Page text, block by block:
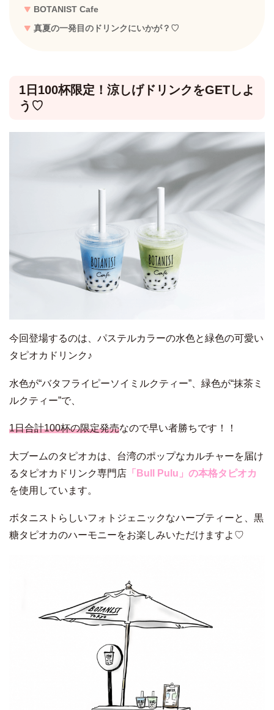
BOTANIST Cafe
真夏の一発目のドリンクにいかが？♡
1日100杯限定！涼しげドリンクをGETしよ
う♡
今回登場するのは、パステルカラーの水色と緑色の可愛い
タピオカドリンク♪
水色が“バタフライピーソイミルクティー”、緑色が“抹茶ミ
ルクティー”で、
1日合計100杯の限定発売なので早い者勝ちです！！
大ブームのタピオカは、台湾のポップなカルチャーを届け
るタピオカドリンク専門店 「Bull Pulu」の本格タピオカ
を使用しています。
ボタニストらしいフォトジェニックなハーブティーと、黒
糖タピオカのハーモニーをお楽しみいただけますよ♡